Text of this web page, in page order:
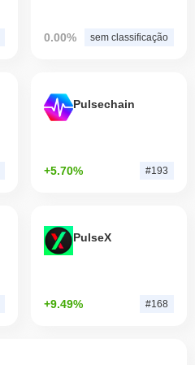
0.00% sem classificação
Pulsechain
+5.70% #193
PulseX
+9.49% #168